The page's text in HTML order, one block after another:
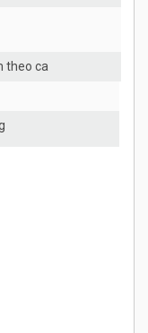
theo ca